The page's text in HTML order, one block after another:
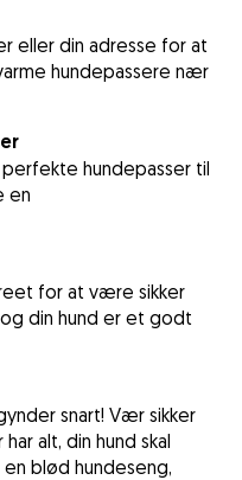
eller din adresse for at
hundepassere nær
hundepasser til
en
for at være sikker
din hund er et godt
snart! Vær sikker
alt, din hund skal
blød hundeseng,